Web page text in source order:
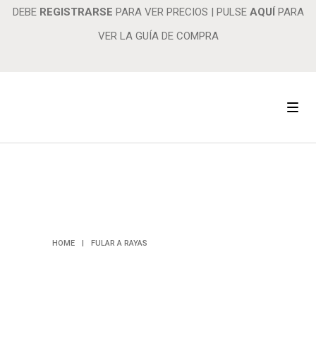
DEBE REGISTRARSE PARA VER PRECIOS | PULSE AQUÍ PARA
VER LA GUÍA DE COMPRA
HOME | FULAR A RAYAS